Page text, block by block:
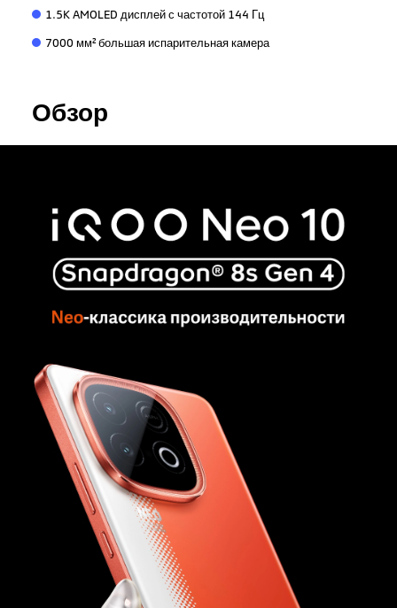
1.5K AMOLED дисплей с частотой 144 Гц
7000 мм² большая испарительная камера
Обзор